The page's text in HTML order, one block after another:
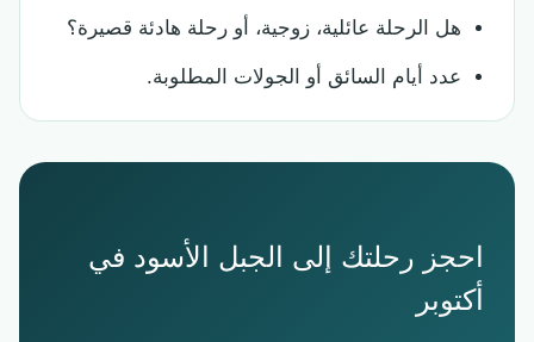
هل الرحلة عائلية، زوجية، أو رحلة هادئة قصيرة؟
عدد أيام السائق أو الجولات المطلوبة.
احجز رحلتك إلى الجبل الأسود في
أكتوبر